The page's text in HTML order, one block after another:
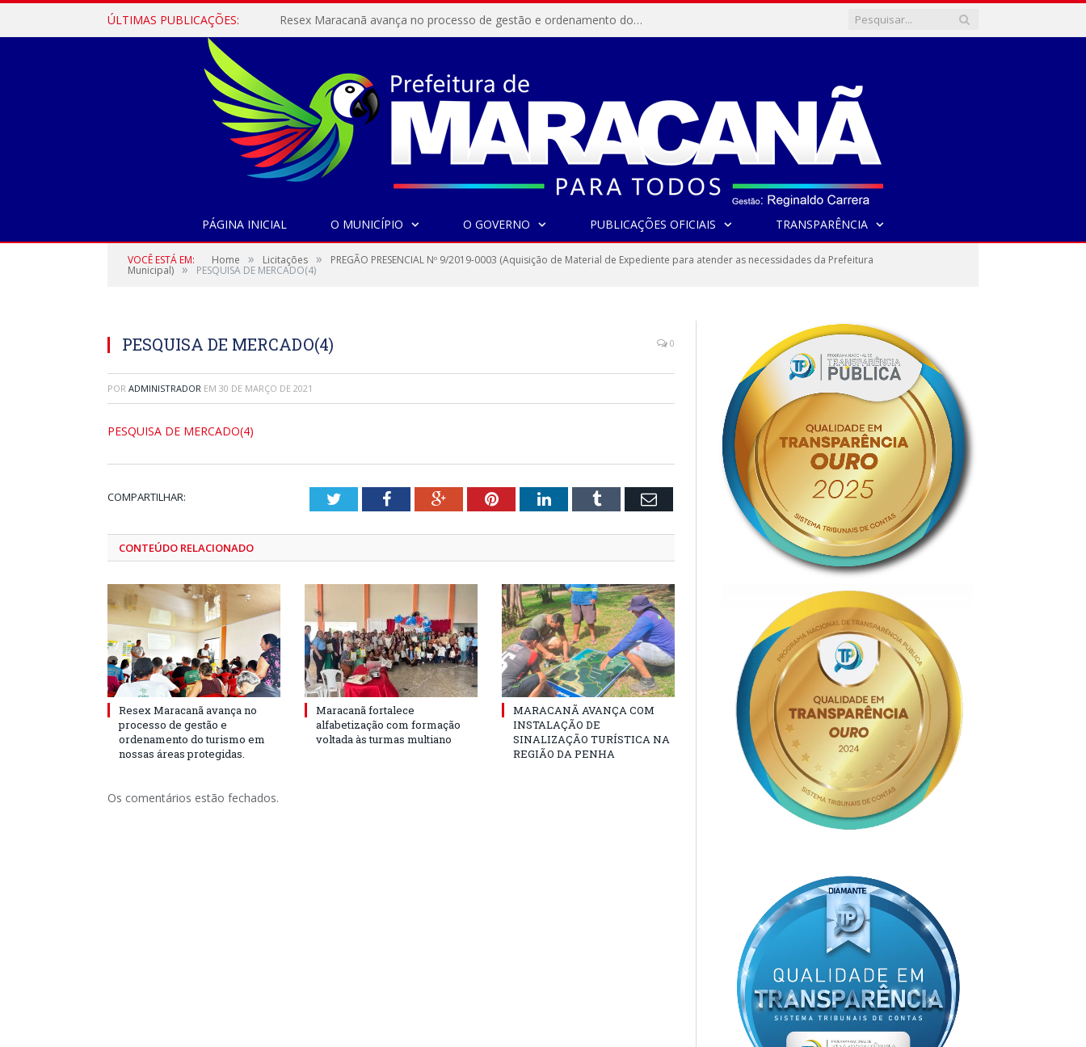
ÚLTIMAS PUBLICAÇÕES: Resex Maracanã avança no processo de gestão e ordenamento do turismo em nossas áreas protegidas.
PÁGINA INICIAL O MUNICÍPIO O GOVERNO PUBLICAÇÕES OFICIAIS TRANSPARÊNCIA
VOCÊ ESTÁ EM: Home » Licitações » PREGÃO PRESENCIAL Nº 9/2019-0003 (Aquisição de Material de Expediente para atender as necessidades da Prefeitura
Municipal) » PESQUISA DE MERCADO(4)
PESQUISA DE MERCADO(4) 0
POR ADMINISTRADOR EM 30 DE MARÇO DE 2021
PESQUISA DE MERCADO(4)
COMPARTILHAR: TwitterFacebookGoogle+PinterestLinkedInTumblr Email
CONTEÚDO RELACIONADO
Resex Maracanã avança no
processo de gestão e
ordenamento do turismo em
nossas áreas protegidas.
Maracanã fortalece
alfabetização com formação
voltada às turmas multiano
MARACANÃ AVANÇA COM
INSTALAÇÃO DE
SINALIZAÇÃO TURÍSTICA NA
REGIÃO DA PENHA
Os comentários estão fechados.